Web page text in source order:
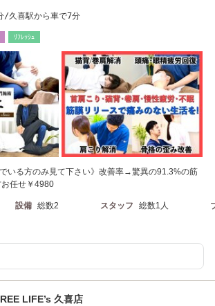
/久喜駅から車で7分
ﾘﾌﾚｯｼｭ
でいる方のみ見て下さい》改善率→驚異の91.3%の筋
お任せ￥4980
設備 総数2 スタッフ 総数1人
LIFE’s 久喜店